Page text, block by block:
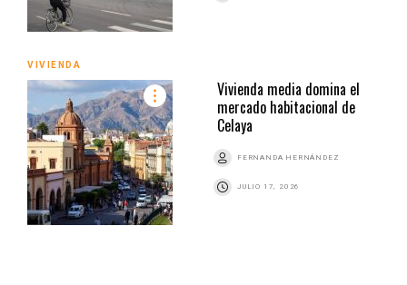
VIVIENDA
Vivienda media domina el
mercado habitacional de
Celaya
FERNANDA HERNÁNDEZ
JULIO 17, 2026